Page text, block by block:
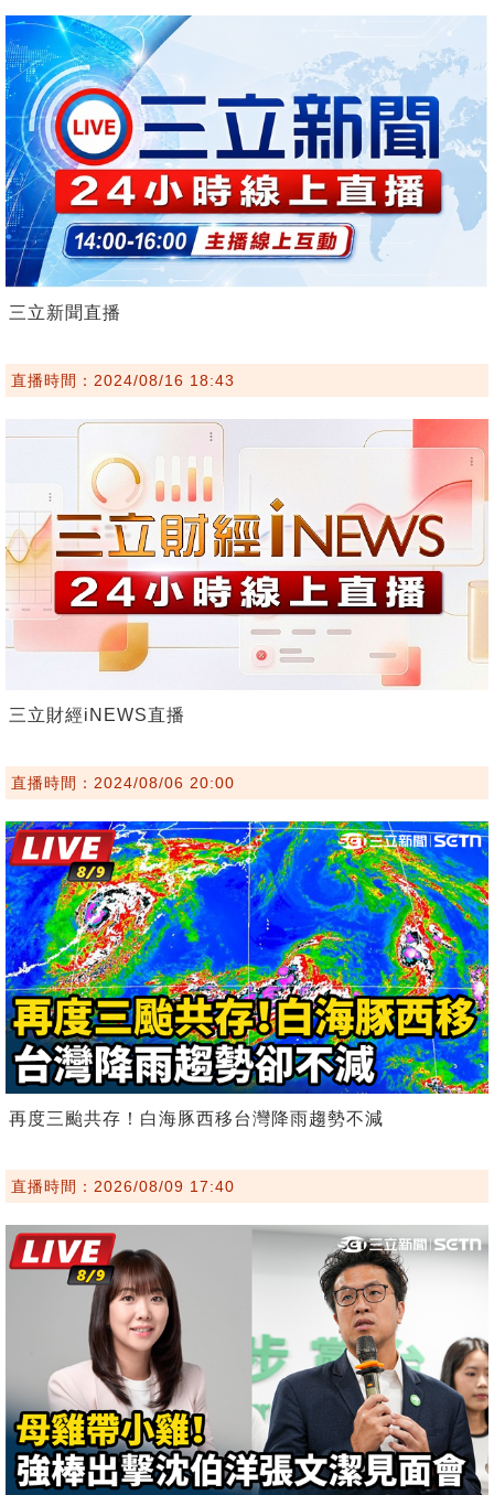
三立新聞直播
直播時間：2024/08/16 18:43
三立財經iNEWS直播
直播時間：2024/08/06 20:00
再度三颱共存！白海豚西移台灣降雨趨勢不減
直播時間：2026/08/09 17:40